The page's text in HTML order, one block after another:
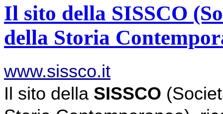
Il sito della SISSCO
della Storia
www.sissco.it
Il sito della SISSCO